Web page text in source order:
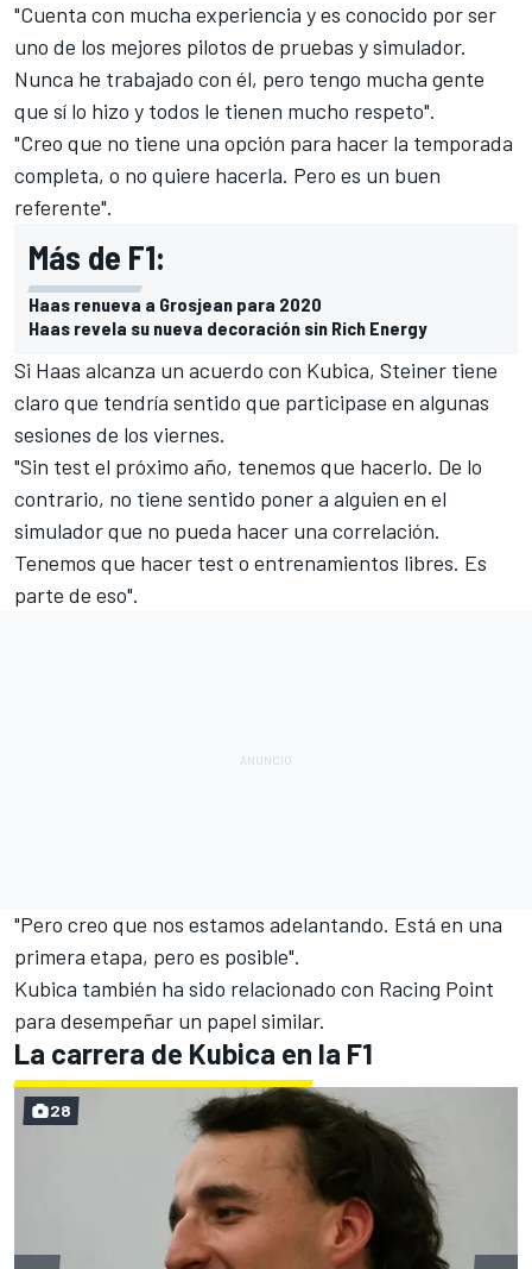
"Cuenta con mucha experiencia y es conocido por ser
uno de los mejores pilotos de pruebas y simulador.
Nunca he trabajado con él, pero tengo mucha gente
que sí lo hizo y todos le tienen mucho respeto".
"Creo que no tiene una opción para hacer la temporada
completa, o no quiere hacerla. Pero es un buen
referente".
Más de F1:
Haas renueva a Grosjean para 2020
Haas revela su nueva decoración sin Rich Energy
Si Haas alcanza un acuerdo con Kubica, Steiner tiene
claro que tendría sentido que participase en algunas
sesiones de los viernes.
"Sin test el próximo año, tenemos que hacerlo. De lo
contrario, no tiene sentido poner a alguien en el
simulador que no pueda hacer una correlación.
Tenemos que hacer test o entrenamientos libres. Es
parte de eso".
"Pero creo que nos estamos adelantando. Está en una
primera etapa, pero es posible".
Kubica también ha sido relacionado con Racing Point
para desempeñar un papel similar.
La carrera de Kubica en la F1
28